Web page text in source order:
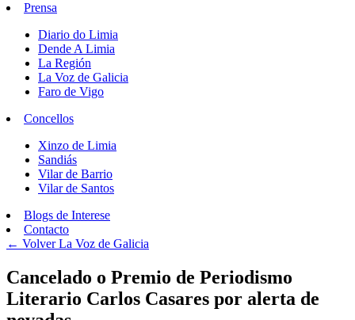
Prensa
Diario do Limia
Dende A Limia
La Región
La Voz de Galicia
Faro de Vigo
Concellos
Xinzo de Limia
Sandiás
Vilar de Barrio
Vilar de Santos
Blogs de Interese
Contacto
← VolverLa Voz de Galicia
Cancelado o Premio de Periodismo
Literario Carlos Casares por alerta de